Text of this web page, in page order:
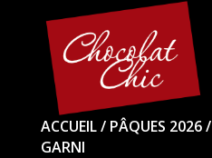
ACCUEIL/ PÂQUES 2026/
GARNI